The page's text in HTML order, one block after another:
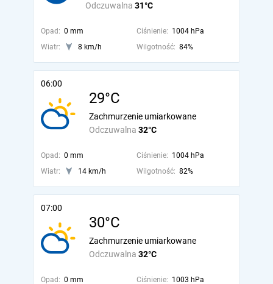
Odczuwalna 31°C
Opad: 0 mm Ciśnienie: 1004 hPa
Wiatr:
8 km/h Wilgotność: 84%
06:00
29°C
Odczuwalna 32°C
Zachmurzenie umiarkowane
Opad: 0 mm Ciśnienie: 1004 hPa
Wiatr:
14 km/h Wilgotność: 82%
07:00
30°C
Odczuwalna 32°C
Zachmurzenie umiarkowane
Opad: 0 mm Ciśnienie: 1003 hPa